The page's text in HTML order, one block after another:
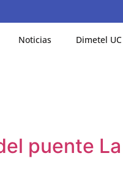
Noticias Dimetel UC
puente